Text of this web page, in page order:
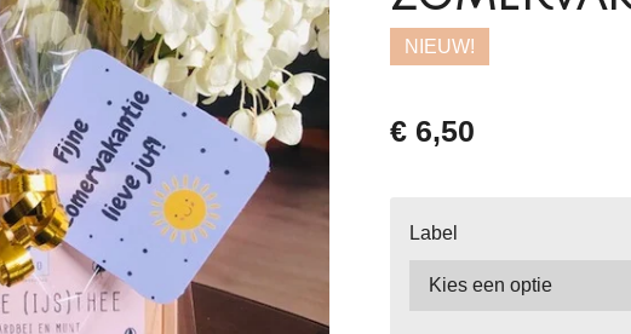
NIEUW!
€ 6,50
Label